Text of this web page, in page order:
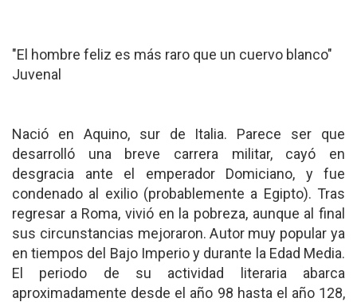
"El hombre feliz es más raro que un cuervo blanco"
Juvenal
Nació en Aquino, sur de Italia. Parece ser que
desarrolló una breve carrera militar, cayó en
desgracia ante el emperador Domiciano, y fue
condenado al exilio (probablemente a Egipto). Tras
regresar a Roma, vivió en la pobreza, aunque al final
sus circunstancias mejoraron. Autor muy popular ya
en tiempos del Bajo Imperio y durante la Edad Media.
El periodo de su actividad literaria abarca
aproximadamente desde el año 98 hasta el año 128,